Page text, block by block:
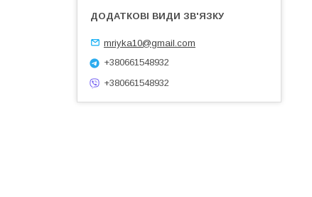
mriyka10@gmail.com
+380661548932
+380661548932